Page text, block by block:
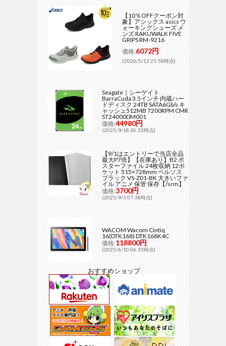
【10％OFFクーポン対
象】アシックス asics ウ
ォーキングシューズ メ
ンズ RAKUWALK FIVE
GRIPS RM-9216
価格:6072円
(2026/5/13 21:58時点)
Seagate｜シーゲイト
BarraCuda 3.5インチ 内蔵ハー
ドディスク 24TB SATA6Gb/s キ
ャッシュ512MB 7200RPM CMR
ST24000DM001
価格:44980円
(2025/9/18 20:32時点)
【9/1はエントリーで当店全品
最大P7倍】【在庫あり】B2 ポ
スターファイル 24枚収納 12ポ
ケット 515×728mm ベルソス
ブラック VS-Z01-BK 大きいファ
イル アニメ 保管 保存【/srm】
価格:3700円
(2025/9/1 07:38時点)
WACOM Wacom Cintiq
16(DTK168) DTK168K4C
価格:118800円
(2025/6/10 06:35時点)
おすすめショップ